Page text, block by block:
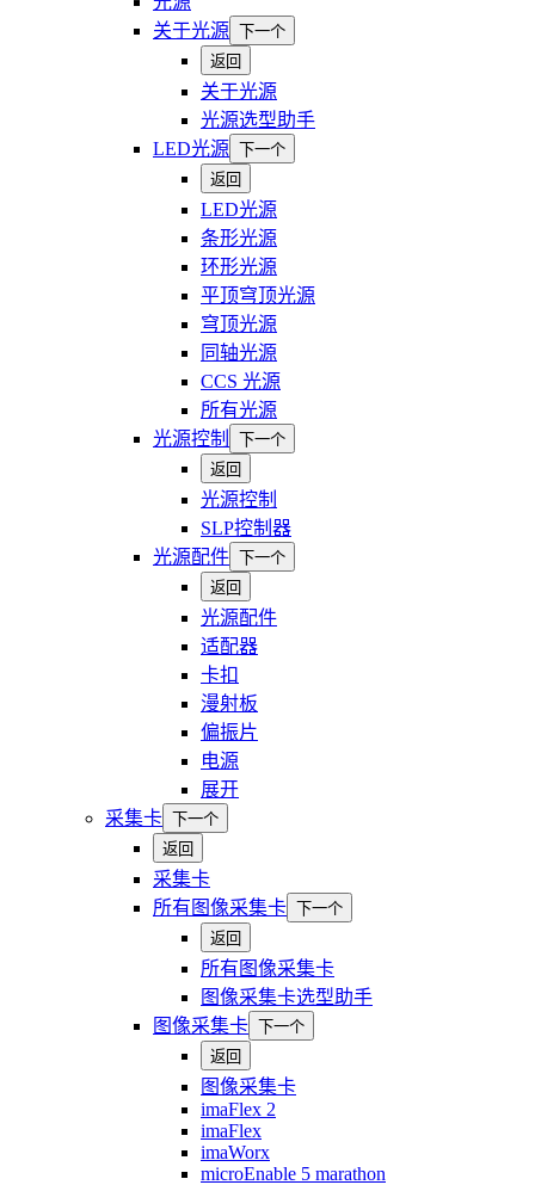
关于光源
下一个
返回
关于光源
光源选型助手
LED光源
下一个
返回
LED光源
条形光源
环形光源
平顶穹顶光源
穹顶光源
同轴光源
CCS 光源
所有光源
光源控制
下一个
返回
光源控制
SLP控制器
光源配件
下一个
返回
光源配件
适配器
卡扣
漫射板
偏振片
电源
展开
采集卡
下一个
返回
采集卡
所有图像采集卡
下一个
返回
所有图像采集卡
图像采集卡选型助手
图像采集卡
下一个
返回
图像采集卡
imaFlex 2
imaFlex
imaWorx
microEnable 5 marathon